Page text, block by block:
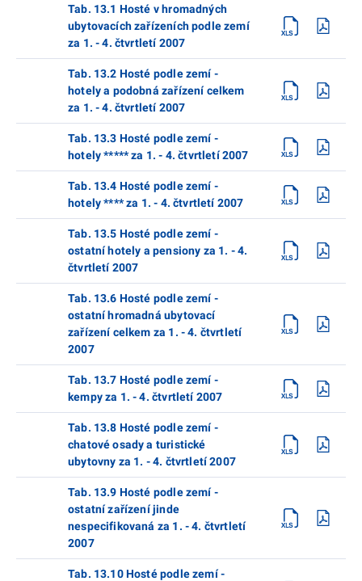
Tab. 13.1 Hosté v hromadných
ubytovacích zařízeních podle zemí
za 1. - 4. čtvrtletí 2007
Tab. 13.2 Hosté podle zemí -
hotely a podobná zařízení celkem
za 1. - 4. čtvrtletí 2007
Tab. 13.3 Hosté podle zemí -
hotely ***** za 1. - 4. čtvrtletí 2007
Tab. 13.4 Hosté podle zemí -
hotely **** za 1. - 4. čtvrtletí 2007
Tab. 13.5 Hosté podle zemí -
ostatní hotely a pensiony za 1. - 4.
čtvrtletí 2007
Tab. 13.6 Hosté podle zemí -
ostatní hromadná ubytovací
zařízení celkem za 1. - 4. čtvrtletí
2007
Tab. 13.7 Hosté podle zemí -
kempy za 1. - 4. čtvrtletí 2007
Tab. 13.8 Hosté podle zemí -
chatové osady a turistické
ubytovny za 1. - 4. čtvrtletí 2007
Tab. 13.9 Hosté podle zemí -
ostatní zařízení jinde
nespecifikovaná za 1. - 4. čtvrtletí
2007
Tab. 13.10 Hosté podle zemí -